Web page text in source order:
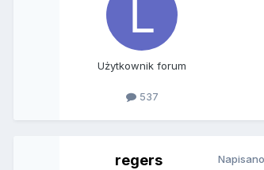
Użytkownik forum
537
regers